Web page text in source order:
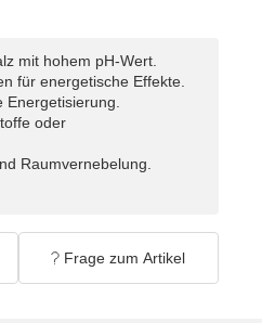
mit hohem pH-Wert.
für energetische Effekte.
Energetisierung.
oder
Raumvernebelung.
Frage zum Artikel